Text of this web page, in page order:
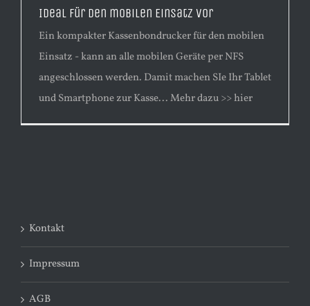
Ideal für den mobilen Einsatz vor
Ein kompakter Kassenbondrucker für den mobilen
Einsatz - kann an alle mobilen Geräte per NFS
angeschlossen werden. Damit machen SIe Ihr Tablet
und Smartphone zur Kasse... Mehr dazu >> hier
Kontakt
Impressum
AGB